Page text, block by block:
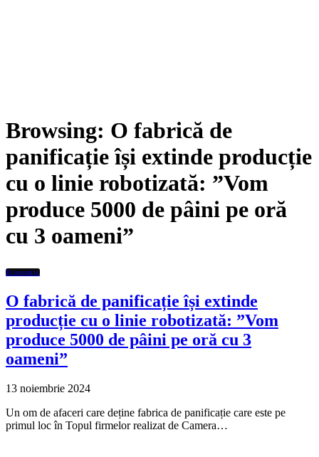
Browsing: O fabrică de
panificație își extinde producție
cu o linie robotizată: ”Vom
produce 5000 de pâini pe oră
cu 3 oameni”
Economic
O fabrică de panificație își extinde
producție cu o linie robotizată: ”Vom
produce 5000 de pâini pe oră cu 3
oameni”
13 noiembrie 2024
Un om de afaceri care deține fabrica de panificație care este pe
primul loc în Topul firmelor realizat de Camera…